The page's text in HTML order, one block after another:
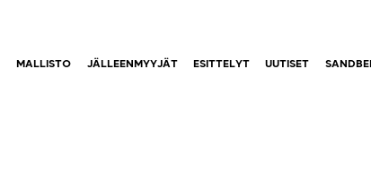
MALLISTO JÄLLEENMYYJÄT ESITTELYT UUTISET